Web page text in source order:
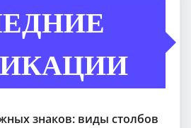
знаков: виды столбов